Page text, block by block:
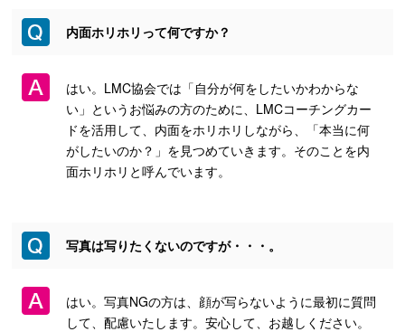
内面ホリホリって何ですか？
はい。LMC協会では「自分が何をしたいかわからな
い」というお悩みの方のために、LMCコーチングカー
ドを活用して、内面をホリホリしながら、「本当に何
がしたいのか？」を見つめていきます。そのことを内
面ホリホリと呼んでいます。
写真は写りたくないのですが・・・。
はい。写真NGの方は、顔が写らないように最初に質問
して、配慮いたします。安心して、お越しください。